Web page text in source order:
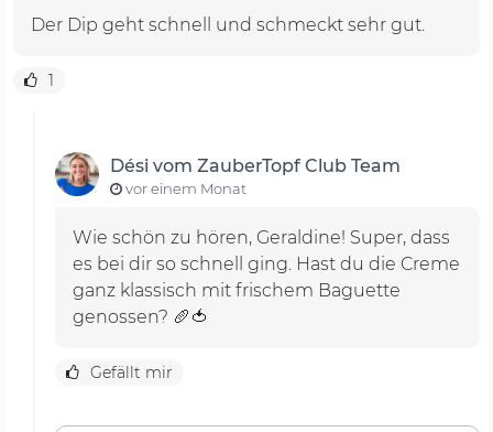
Der Dip geht schnell und schmeckt sehr gut.
1
Dési vom ZauberTopf Club Team
vor einem Monat
Wie schön zu hören, Geraldine! Super, dass
es bei dir so schnell ging. Hast du die Creme
ganz klassisch mit frischem Baguette
genossen? 🥖🍅
Gefällt mir